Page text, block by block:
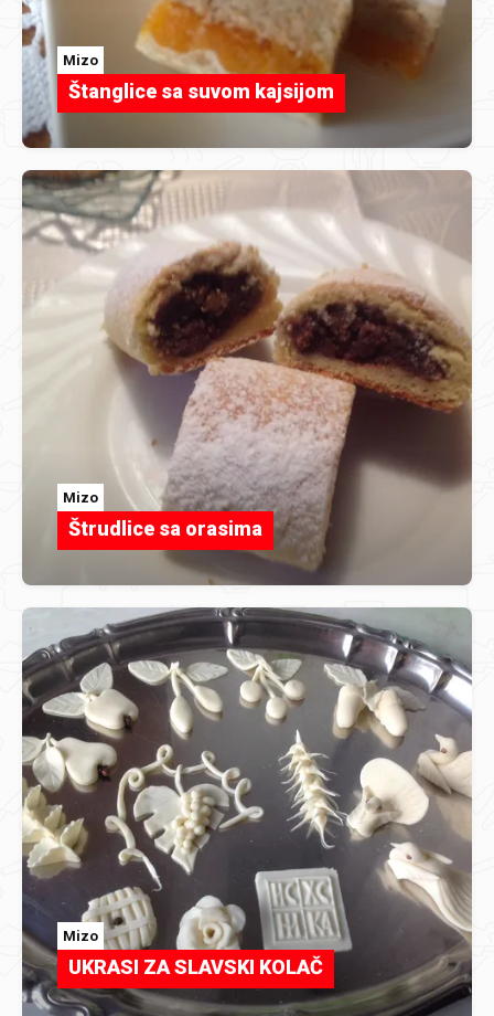
Mizo
Štanglice sa suvom kajsijom
Mizo
Štrudlice sa orasima
Mizo
UKRASI ZA SLAVSKI KOLAČ